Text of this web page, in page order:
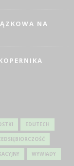
NA
EDUTECH
WYWIADY